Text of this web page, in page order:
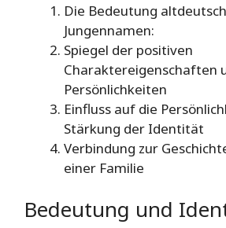
Die Bedeutung
Jungennamen:
Spiegel der positiven
Charaktereigenschaften
Persönlichkeiten
Einfluss auf die
Stärkung der Identität
Verbindung zur
einer Familie
Bedeutung und